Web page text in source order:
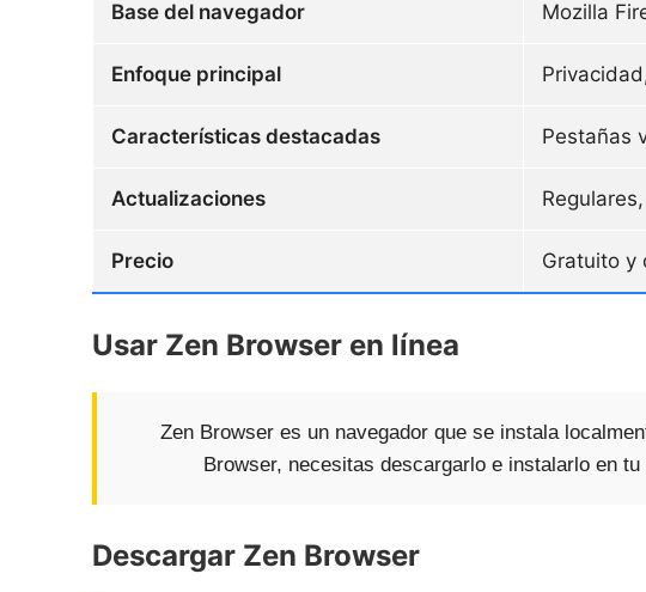
Base del navegador Mozilla
Enfoque principal
Características destacadas Pestañas
Actualizaciones
Precio Gratuito y
Usar Zen Browser en línea
Zen Browser es un navegador que se instala
Browser, necesitas descargarlo e instalarlo en
Descargar Zen Browser